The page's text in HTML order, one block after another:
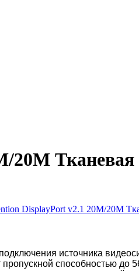
20M Тканевая
источника
способностью до